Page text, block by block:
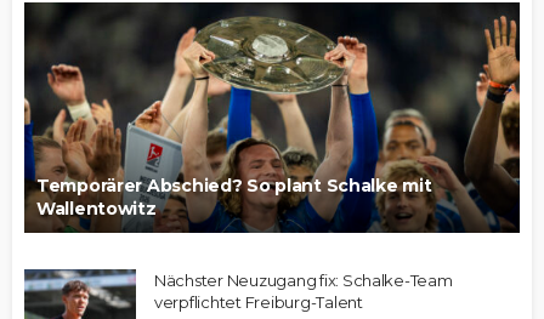
Temporärer Abschied? So plant Schalke mit
Wallentowitz
Nächster Neuzugang fix: Schalke-Team
verpflichtet Freiburg-Talent